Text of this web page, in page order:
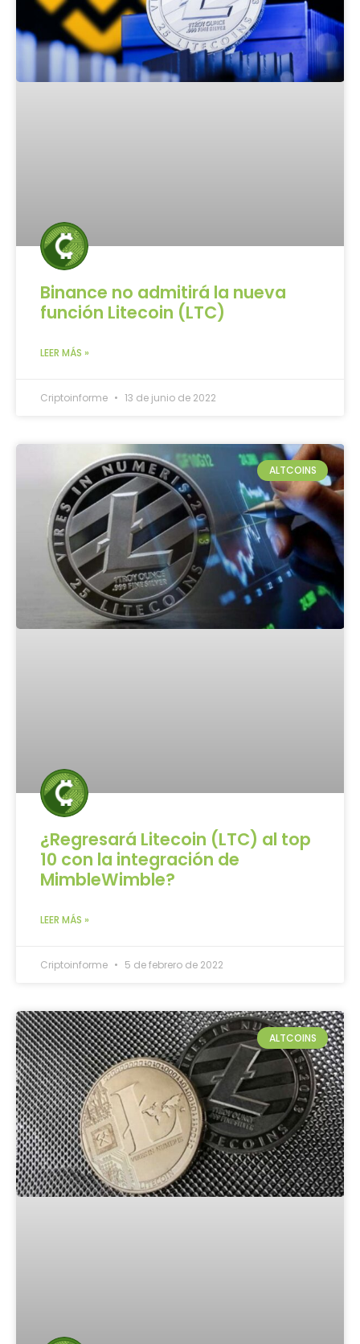
Binance no admitirá la nueva
función Litecoin (LTC)
LEER MÁS »
Criptoinforme 13 de junio de 2022
ALTCOINS
¿Regresará Litecoin (LTC) al top
10 con la integración de
MimbleWimble?
LEER MÁS »
Criptoinforme 5 de febrero de 2022
ALTCOINS